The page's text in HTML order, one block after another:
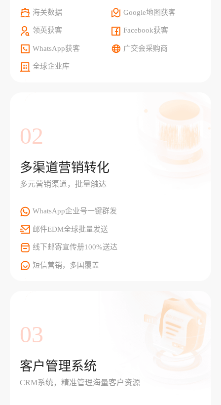
海关数据 Google地图获客
领英获客 Facebook获客
WhatsApp获客 广交会采购商
全球企业库
02
多渠道营销转化
多元营销渠道，批量触达
WhatsApp企业号一键群发
邮件EDM全球批量发送
线下邮寄宣传册100%送达
短信营销，多国覆盖
03
客户管理系统
CRM系统，精准管理海量客户资源